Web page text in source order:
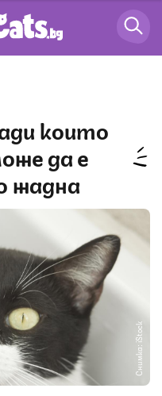
да е
жадна
Снимка: iStock